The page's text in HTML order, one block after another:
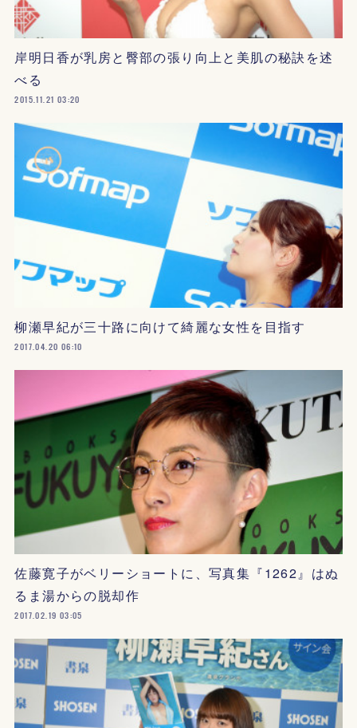
岸明日香が乳房と臀部の張り向上と美肌の秘訣を述
べる
2015.11.21 03:20
柳瀬早紀が三十路に向けて綺麗な女性を目指す
2017.04.20 06:10
佐藤寛子がベリーショートに、写真集『1262』はぬ
るま湯からの脱却作
2017.02.19 03:05